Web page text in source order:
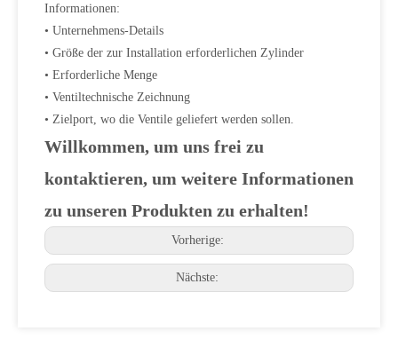
Informationen:
• Unternehmens-Details
• Größe der zur Installation erforderlichen Zylinder
• Erforderliche Menge
• Ventiltechnische Zeichnung
• Zielport, wo die Ventile geliefert werden sollen.
Willkommen, um uns frei zu
kontaktieren, um weitere Informationen
zu unseren Produkten zu erhalten!
Vorherige:
Nächste: